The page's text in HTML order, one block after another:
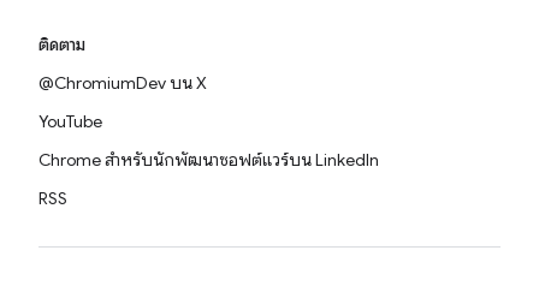
ติดตาม
@ChromiumDev บน X
YouTube
Chrome สำหรับนักพัฒนาซอฟต์แวร์บน LinkedIn
RSS